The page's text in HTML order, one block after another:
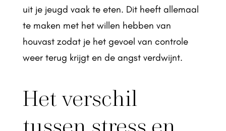
uit je jeugd vaak te eten. Dit heeft allemaal
te maken met het willen hebben van
houvast zodat je het gevoel van controle
weer terug krijgt en de angst verdwijnt.
Het verschil